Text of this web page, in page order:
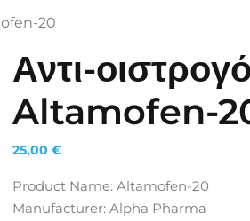
20
Αντι-
Altamofen-
25,00 €
Product Name: Altamofen-20
Manufacturer: Alpha Pharma